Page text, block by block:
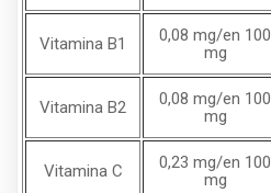
Vitamina B1
0,08 mg/en 100
mg
Vitamina B2
0,08 mg/en 100
mg
Vitamina C
0,23 mg/en 100
mg